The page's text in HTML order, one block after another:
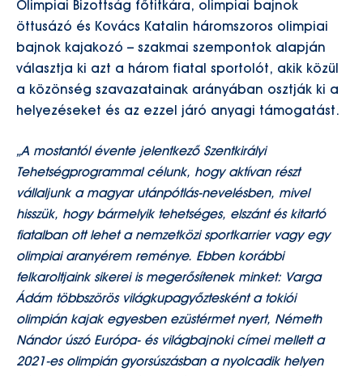
Olimpiai Bizottság főtitkára, olimpiai bajnok
öttusázó és Kovács Katalin háromszoros olimpiai
bajnok kajakozó – szakmai szempontok alapján
választja ki azt a három fiatal sportolót, akik közül
a közönség szavazatainak arányában osztják ki a
helyezéseket és az ezzel járó anyagi támogatást.
„A mostantól évente jelentkező Szentkirályi
Tehetségprogrammal célunk, hogy aktívan részt
vállaljunk a magyar utánpótlás-nevelésben, mivel
hisszük, hogy bármelyik tehetséges, elszánt és kitartó
fiatalban ott lehet a nemzetközi sportkarrier vagy egy
olimpiai aranyérem reménye. Ebben korábbi
felkaroltjaink sikerei is megerősítenek minket: Varga
Ádám többszörös világkupagyőztesként a tokiói
olimpián kajak egyesben ezüstérmet nyert, Németh
Nándor úszó Európa- és világbajnoki címei mellett a
2021-es olimpián gyorsúszásban a nyolcadik helyen